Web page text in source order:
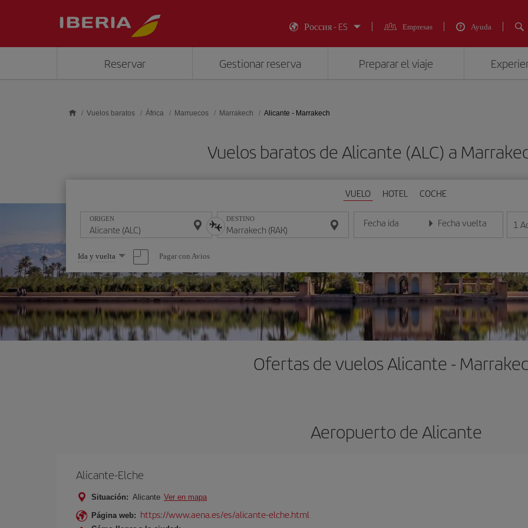
Россия - ES
Empresas Ayuda
Reservar Gestionar reserva Preparar el viaje
Vuelos baratos África Marruecos Marrakech Alicante - Marrakech
Vuelos baratos de Alicante (ALC) a
VUELO HOTEL COCHE
ORIGEN DESTINO Fecha ida
Introduce la fecha en formato día/mes/año
Fecha vuelta
Introduce la fecha en 1
Seleccione
una
opción
Ida y vuelta Pagar con Avios
Ofertas de vuelos Alicante -
Aeropuerto de Alicante
Alicante-Elche
Situación: Alicante Ver en mapa
Página web: https://www.aena.es/es/alicante-elche.html